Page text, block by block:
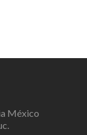
México